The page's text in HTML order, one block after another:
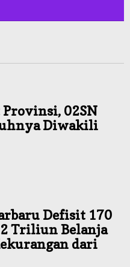
02SN
Diwakili
Defisit 170
Triliun Belanja
dari